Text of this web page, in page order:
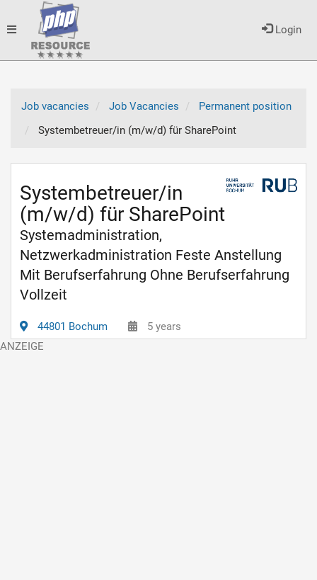
Login
Toggle
Job vacancies
Job Vacancies
Permanent position
Systembetreuer/in (m/w/d) für SharePoint
Systembetreuer/in
(m/w/d) für SharePoint
Systemadministration,
Netzwerkadministration Feste Anstellung
Mit Berufserfahrung Ohne Berufserfahrung
Vollzeit
44801 Bochum 5 years